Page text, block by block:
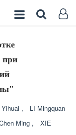
при
,
LI Mingquan
Ming ,
XIE